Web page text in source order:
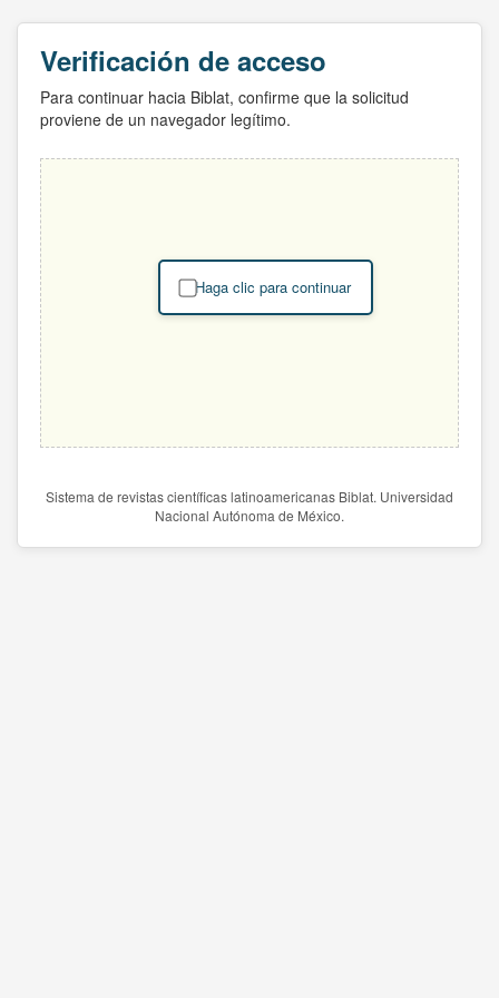
Verificación de acceso
Para continuar hacia Biblat, confirme que la solicitud
proviene de un navegador legítimo.
Haga clic para continuar
Sistema de revistas científicas latinoamericanas Biblat. Universidad
Nacional Autónoma de México.